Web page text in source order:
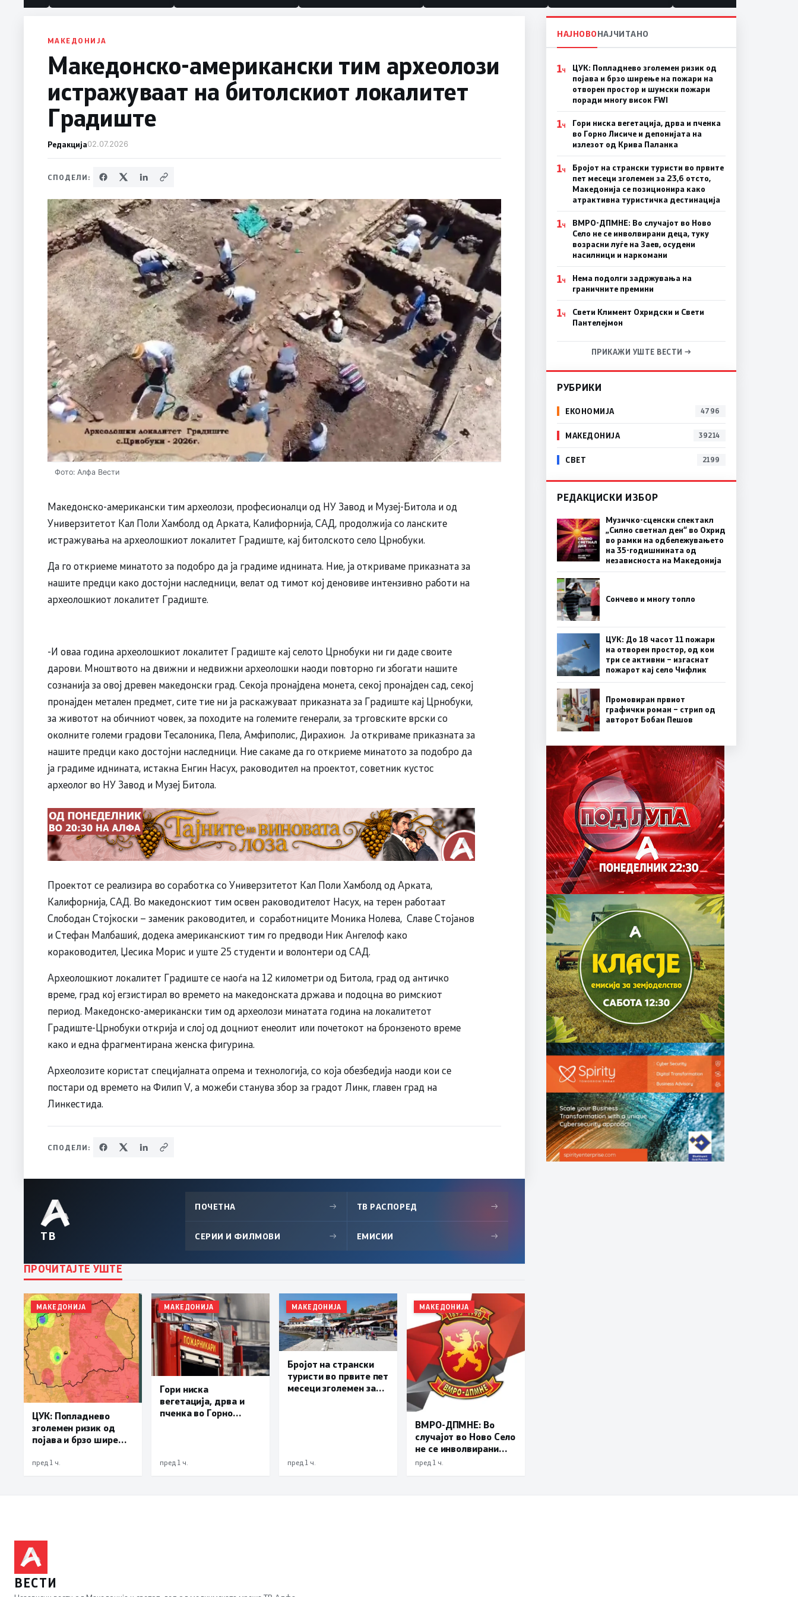
МАКЕДОНИЈА
Македонско-американски тим археолози
истражуваат на битолскиот локалитет
Градиште
Редакција02.07.2026
СПОДЕЛИ:
Фото: Алфа Вести
Македонско-американски тим археолози, професионалци од НУ Завод и Музеј-Битола и од
Универзитетот Кал Поли Хамболд од Арката, Калифорнија, САД, продолжија со ланските
истражувања на археолошкиот локалитет Градиште, кај битолското село Црнобуки.
Да го откриеме минатото за подобро да ја градиме иднината. Ние, ја откриваме приказната за
нашите предци како достојни наследници, велат од тимот кој деновиве интензивно работи на
археолошкиот локалитет Градиште.
-И оваа година археолошкиот локалитет Градиште кај селото Црнобуки ни ги даде своите
дарови. Мноштвото на движни и недвижни археолошки наоди повторно ги збогати нашите
сознанија за овој древен македонски град. Секоја пронајдена монета, секој пронајден сад, секој
пронајден метален предмет, сите тие ни ја раскажуваат приказната за Градиште кај Црнобуки,
за животот на обичниот човек, за походите на големите генерали, за трговските врски со
околните големи градови Тесалоника, Пела, Амфиполис, Дирахион. Ја откриваме приказната за
нашите предци како достојни наследници. Ние сакаме да го откриеме минатото за подобро да
ја градиме иднината, истакна Енгин Насух, раководител на проектот, советник кустос
археолог во НУ Завод и Музеј Битола.
Проектот се реализира во соработка со Универзитетот Кал Поли Хамболд од Арката,
Калифорнија, САД. Во македонскиот тим освен раководителот Насух, на терен работаат
Слободан Стојкоски – заменик раководител, и соработниците Моника Нолева, Славе Стојанов
и Стефан Малбашиќ, додека американскиот тим го предводи Ник Ангелоф како
кораководител, Џесика Морис и уште 25 студенти и волонтери од САД.
Археолошкиот локалитет Градиште се наоѓа на 12 километри од Битола, град од античко
време, град кој егзистирал во времето на македонската држава и подоцна во римскиот
период. Македонско-американски тим од археолози минатата година на локалитетот
Градиште-Црнобуки открија и слој од доцниот енеолит или почетокот на бронзеното време
како и една фрагментирана женска фигурина.
Археолозите користат специјалната опрема и технологија, со која обезбедија наоди кои се
постари од времето на Филип V, а можеби станува збор за градот Линк, главен град на
Линкестида.
СПОДЕЛИ:
ТВ
ПОЧЕТНА → ТВ РАСПОРЕД →
СЕРИИ И ФИЛМОВИ → ЕМИСИИ →
ПРОЧИТАЈТЕ УШТЕ
МАКЕДОНИЈА
ЦУК: Попладнево
зголемен ризик од
појава и брзо ширење
простор и шумски
пред 1 ч.
МАКЕДОНИЈА
Гори ниска
вегетација, дрва и
пченка во Горно
пред 1 ч.
МАКЕДОНИЈА
Бројот на странски
туристи во првите пет
месеци зголемен за
дестинација
пред 1 ч.
МАКЕДОНИЈА
ВМРО-ДПМНЕ: Во
случајот во Ново Село
не се инволвирани
деца, туку возрасни
пред 1 ч.
НАЈНОВОНАЈЧИТАНО
1Ч
ЦУК: Попладнево зголемен ризик од
појава и брзо ширење на пожари на
отворен простор и шумски пожари
поради многу висок FWI
1Ч
Гори ниска вегетација, дрва и пченка
во Горно Лисиче и депонијата на
излезот од Крива Паланка
1Ч
Бројот на странски туристи во првите
пет месеци зголемен за 23,6 отсто,
Македонија се позиционира како
атрактивна туристичка дестинација
1Ч
ВМРО-ДПМНЕ: Во случајот во Ново
Село не се инволвирани деца, туку
возрасни луѓе на Заев, осудени
насилници и наркомани
1Ч
Нема подолги задржувања на
граничните премини
1Ч
Свети Климент Охридски и Свети
Пантелејмон
ПРИКАЖИ УШТЕ ВЕСТИ →
РУБРИКИ
ЕКОНОМИЈА 4796
МАКЕДОНИЈА 39214
СВЕТ 2199
РЕДАКЦИСКИ ИЗБОР
Музичко-сценски спектакл
„Силно светнал ден“ во Охрид
во рамки на одбележувањето
на 35-годишнината од
независноста на Македонија
Сончево и многу топло
ЦУК: До 18 часот 11 пожари
на отворен простор, од кои
три се активни – изгаснат
пожарот кај село Чифлик
Промовиран првиот
графички роман – стрип од
авторот Бобан Пешов
ВЕСТИ